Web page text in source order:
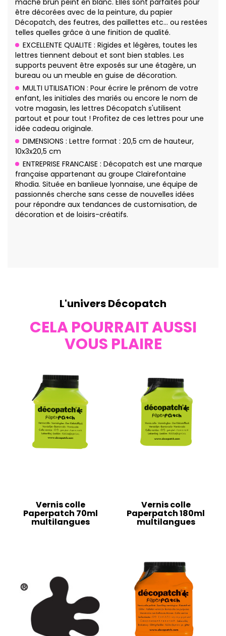
maché brun peint en blanc. Elles sont parfaites pour
être décorées avec de la peinture, du papier
Décopatch, des feutres, des paillettes etc… ou restées
telles quelles grâce à une finition de qualité.
EXCELLENTE QUALITE : Rigides et légères, toutes les
lettres tiennent debout et sont bien stables. Les
supports peuvent être exposés sur une étagère, un
bureau ou un meuble en guise de décoration.
MULTI UTILISATION : Pour écrire le prénom de votre
enfant, les initiales des mariés ou encore le nom de
votre magasin, les lettres Décopatch s'utilisent
partout et pour tout ! Profitez de ces lettres pour une
idée cadeau originale.
DIMENSIONS : Lettre format : 20,5 cm de hauteur,
10x3x20,5 cm
ENTREPRISE FRANCAISE : Décopatch est une marque
française appartenant au groupe Clairefontaine
Rhodia. Située en banlieue lyonnaise, une équipe de
passionnés cherche sans cesse de nouvelles idées
pour répondre aux tendances de customisation, de
décoration et de loisirs-créatifs.
L'univers Décopatch
CELA POURRAIT AUSSI
VOUS PLAIRE
Vernis colle
Paperpatch 70ml
multilangues
Vernis colle
Paperpatch 180ml
multilangues